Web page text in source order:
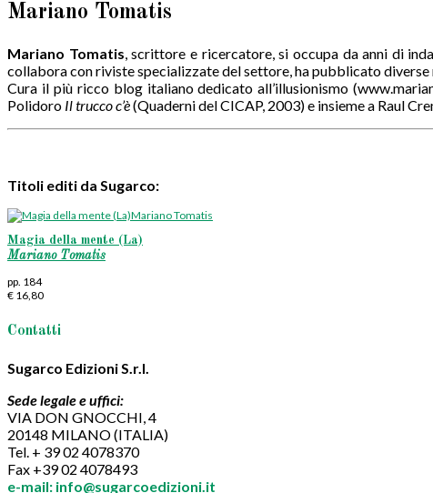
Mariano Tomatis
Mariano Tomatis, scrittore e ricercatore, si occupa da anni di
collabora con riviste specializzate del settore, ha pubblicato
Cura il più ricco blog italiano dedicato all’illusionismo
Polidoro Il trucco c’è(Quaderni del CICAP, 2003) e insieme a Raul
Titoli editi da Sugarco:
Magia della mente (La)
Mariano Tomatis
pp. 184
€ 16,80
Contatti
Sugarco Edizioni S.r.l.
Sede legale e uffici:
VIA DON GNOCCHI, 4
20148 MILANO (ITALIA)
Tel. + 39 02 4078370
Fax +39 02 4078493
e-mail: info@sugarcoedizioni.it